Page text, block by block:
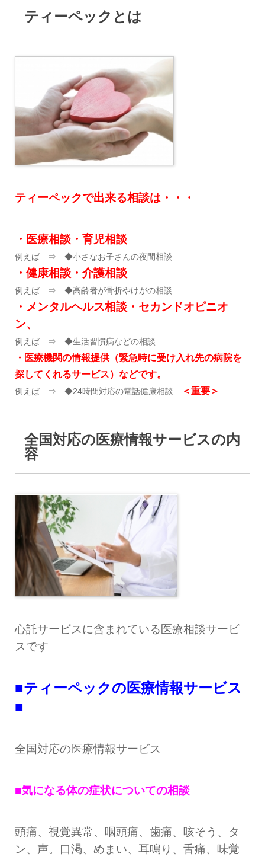
ティーペックとは
ティーペックで出来る相談は・・・
・ 医療相談 ・ 育児相談
例えば ⇒ ◆小さなお子さんの夜間相談
・ 健康相談・介護相談
例えば ⇒ ◆高齢者が骨折やけがの相談
・メンタルヘルス相談・セカンドオピニオ
ン、
例えば ⇒ ◆生活習慣病などの相談
・医療機関の情報提供（緊急時に受け入れ先の病院を
探してくれるサービス） などです。
例えば ⇒ ◆24時間対応の電話健康相談 ＜重要＞
全国対応の医療情報サービスの内
容
心託サービスに含まれている医療相談サービ
スです
■ティーペックの医療情報サービス
■
全国対応の医療情報サービス
■気になる体の症状についての相談
頭痛、視覚異常、咽頭痛、歯痛、咳そう、タ
ン、声。口渇、めまい、耳鳴り、舌痛、味覚